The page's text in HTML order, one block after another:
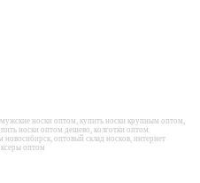
носки оптом, купить носки крупным оптом,
носки оптом дешево, колготки оптом
оптовый склад носков, интернет
оптом